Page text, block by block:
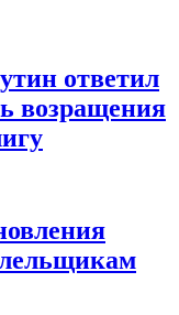
ответил
возращения